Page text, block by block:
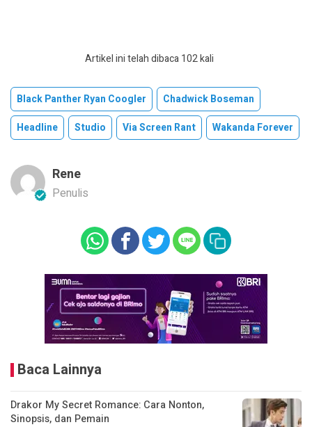
Artikel ini telah dibaca 102 kali
Black Panther Ryan Coogler
Chadwick Boseman
Headline
Studio Via Screen Rant Wakanda Forever
Rene
Penulis
Baca Lainnya
Drakor My Secret Romance: Cara Nonton,
Sinopsis, dan Pemain